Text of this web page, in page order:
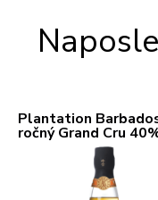
Plantation
ročný Grand Cru